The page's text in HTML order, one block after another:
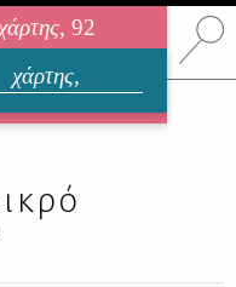
χάρτης, 92
περιοδικό
2026
χάρτης,